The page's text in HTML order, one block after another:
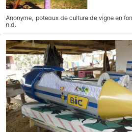
Anonyme, poteaux de culture de vigne en
n.d.